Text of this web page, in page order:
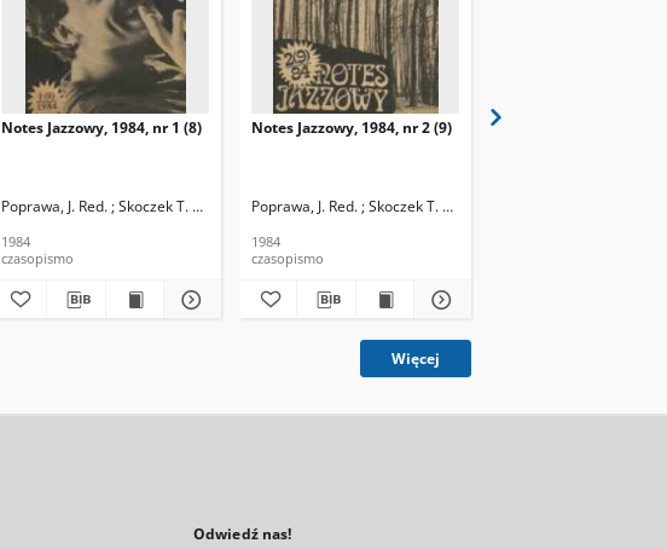
Notes Jazzowy, 1984, nr 1 (8)
Poprawa, J. Red. ; Skoczek T. Red.
1984
czasopismo
Notes Jazzowy, 1984, nr 2 (9)
Poprawa, J. Red. ; Skoczek T. Red.
1984
czasopismo
Więcej
Odwiedź nas!